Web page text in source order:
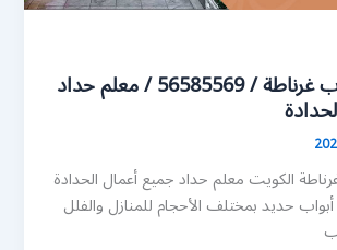
رقم حداد أبواب غرناطة / 56585569 / معلم حداد
الكويت معلم حداد جميع أعمال الحدادة
حديد بمختلف الأحجام للمنازل والفلل